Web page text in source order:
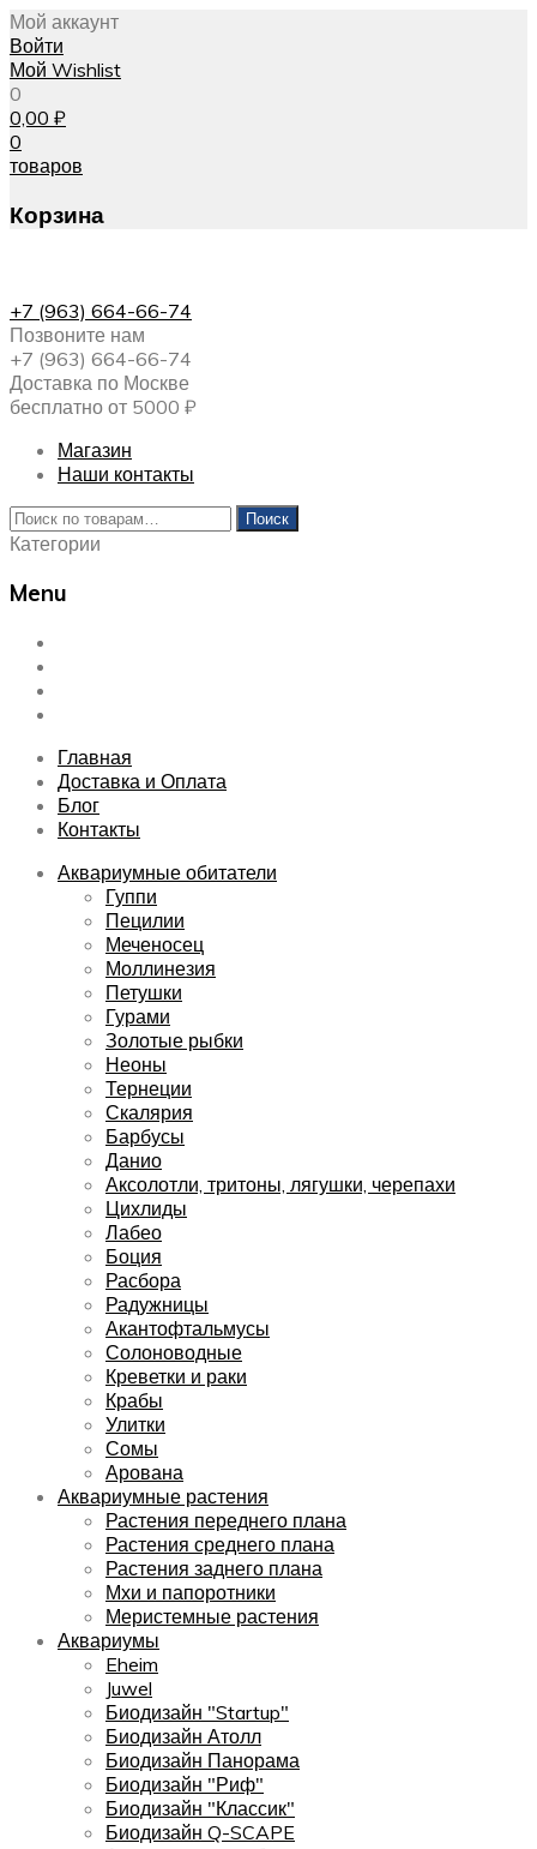
Мой аккаунт
Войти
Мой Wishlist
0
0,00 ₽
0
товаров
Корзина
+7 (963) 664-66-74
Позвоните нам
+7 (963) 664-66-74
Доставка по Москве
бесплатно от 5000 ₽
Магазин
Наши контакты
Искать:
Поиск
Категории
Menu
Skip
content
Главная
Доставка и Оплата
Блог
Контакты
Аквариумные обитатели
Гуппи
Пецилии
Меченосец
Моллинезия
Петушки
Гурами
Золотые рыбки
Неоны
Тернеции
Скалярия
Барбусы
Данио
Аксолотли, тритоны, лягушки, черепахи
Цихлиды
Лабео
Боция
Расбора
Радужницы
Акантофтальмусы
Солоноводные
Креветки и раки
Крабы
Улитки
Сомы
Арована
Аквариумные растения
Растения переднего плана
Растения среднего плана
Растения заднего плана
Мхи и папоротники
Меристемные растения
Аквариумы
Eheim
Juwel
Биодизайн "Startup"
Биодизайн Атолл
Биодизайн Панорама
Биодизайн "Риф"
Биодизайн "Классик"
Биодизайн Q-SCAPE